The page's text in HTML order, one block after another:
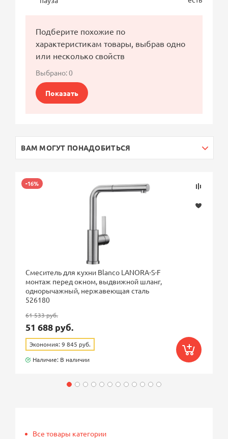
Подберите похожие по
характеристикам товары, выбрав одно
или несколько свойств
Выбрано:0
Показать
ВАМ МОГУТ ПОНАДОБИТЬСЯ
-16%
Смеситель для кухни Blanco LANORA-S-F
монтаж перед окном, выдвижной шланг,
однорычажный, нержавеющая сталь
526180
61 533 руб.
51 688 руб.
Экономия: 9 845 руб.
Наличие: В наличии
Все товары категории